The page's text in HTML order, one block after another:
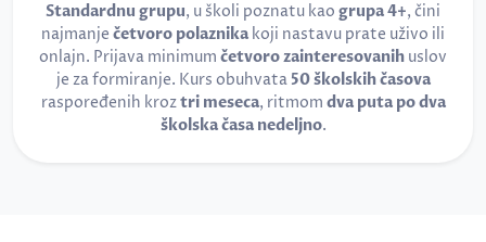
Standardnu grupu, u školi poznatu kao grupa 4+, čini
najmanje četvoro polaznika koji nastavu prate uživo ili
onlajn. Prijava minimum četvoro zainteresovanih uslov
je za formiranje. Kurs obuhvata 50 školskih časova
raspoređenih kroztri meseca, ritmom dva puta po dva
školska časa nedeljno.